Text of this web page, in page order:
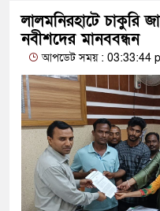
লালমনিরহাটে চাকুরি
নবীশদের মানববন্ধন
আপডেট সময় : 03:33:44